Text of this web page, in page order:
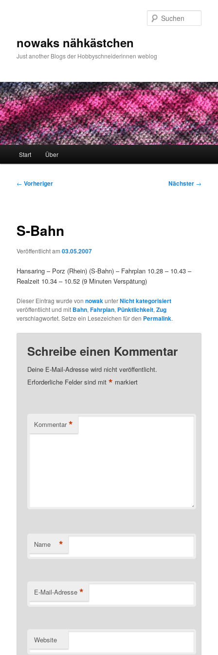
nowaks nähkästchen
Just another Blogs der Hobbyschneiderinnen weblog
Start Über
Beitragsnavigation
← Vorheriger Nächster →
S-Bahn
Veröffentlicht am03.05.2007
Hansaring – Porz (Rhein) (S-Bahn) – Fahrplan 10.28 – 10.43 –
Realzeit 10.34 – 10.52 (9 Minuten Verspätung)
Dieser Eintrag wurde vonnowakunterNicht kategorisiert
veröffentlicht und mit Bahn,Fahrplan, Pünktlichkeit,Zug
verschlagwortet. Setze ein Lesezeichen für den Permalink.
Schreibe einen Kommentar
Deine E-Mail-Adresse wird nicht veröffentlicht.
Erforderliche Felder sind mit* markiert
Kommentar *
Name *
E-Mail-Adresse *
Website